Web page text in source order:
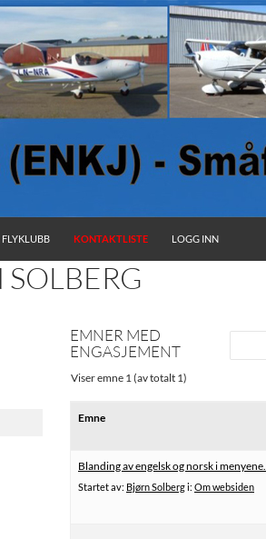
KONTAKTLISTE LOGG INN
EMNER MED
ENGASJEMENT
Viser emne 1 (av totalt 1)
Emne
Blanding av engelsk og norsk i menyene.
Startet av: Bjørn Solbergi: Om websiden